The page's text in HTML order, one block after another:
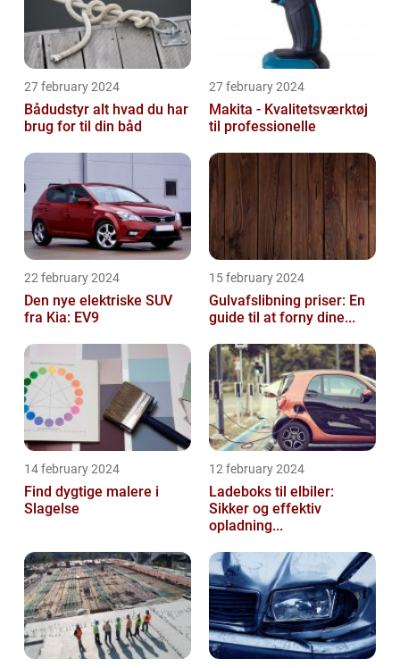
27 february 2024
Bådudstyr alt hvad du har
brug for til din båd
27 february 2024
Makita - Kvalitetsværktøj
til professionelle
22 february 2024
Den nye elektriske SUV
fra Kia: EV9
15 february 2024
Gulvafslibning priser: En
guide til at forny dine...
14 february 2024
Find dygtige malere i
Slagelse
12 february 2024
Ladeboks til elbiler:
Sikker og effektiv
opladning...